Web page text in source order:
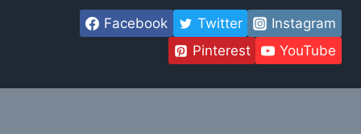
Facebook Twitter
Instagram
Pinterest
YouTube